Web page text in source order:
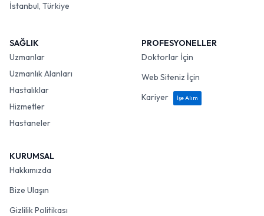
İstanbul, Türkiye
SAĞLIK
Uzmanlar
Uzmanlık Alanları
Hastalıklar
Hizmetler
Hastaneler
PROFESYONELLER
Doktorlar İçin
Web Siteniz İçin
Kariyer
İşe Alım
KURUMSAL
Hakkımızda
Bize Ulaşın
Gizlilik Politikası